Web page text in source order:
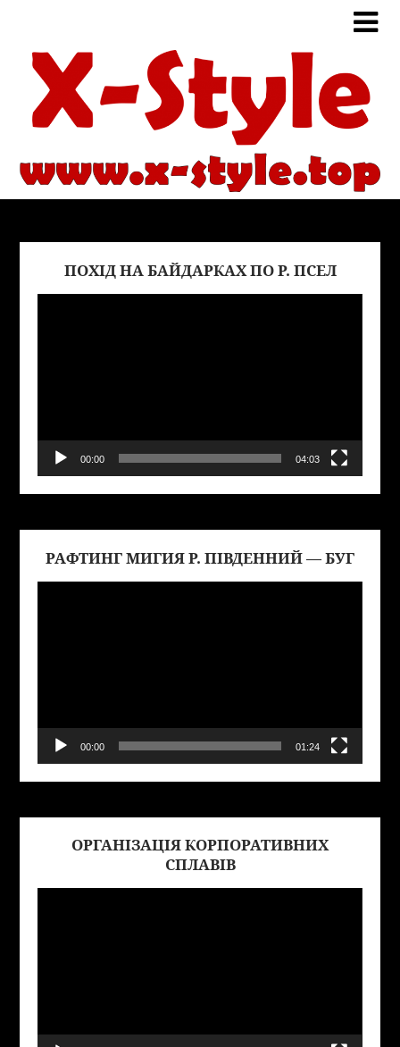
ПОХІД НА БАЙДАРКАХ ПО Р. ПСЕЛ
00:00 04:03
РАФТИНГ МИГИЯ Р. ПІВДЕННИЙ — БУГ
00:00 01:24
ОРГАНІЗАЦІЯ КОРПОРАТИВНИХ
СПЛАВІВ